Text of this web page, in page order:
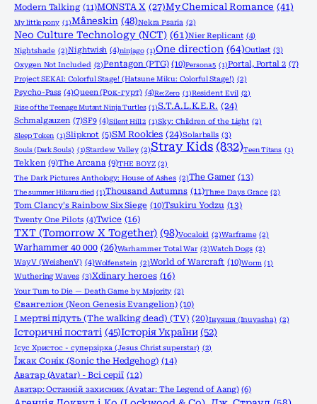
Modern Talking (11)MONSTA X (27)My Chemical Romance (41)
My little pony (1)Måneskin (48)Nekra Psaria (2)
Neo Culture Technology (NCT) (61)Nier Replicant (4)
Nightshade (2)Nightwish (4)ninjago (1)One direction (64)Outlast (3)
Oxygen Not Included (2)Pentagon (PTG) (10)Persona 5 (1)Portal, Portal 2 (7)
Project SEKAI: Colorful Stage! (Hatsune Miku: Colorful Stage!) (2)
Psycho-Pass (4)Queen (Рок-гурт) (4)Re:Zero (1)Resident Evil (2)
Rise of the Teenage Mutant Ninja Turtles (1)S.T.A.L.K.E.R. (24)
Schmalgauzen (7)SF9 (4)Silent Hill 2 (1)Sky: Children of the Light (2)
Sleep Token (1)Slipknot (5)SM Rookies (24)Solarballs (3)
Souls (Dark Souls) (1)Stardew Valley (2)Stray Kids (832)Teen Titans (1)
Tekken (9)The Arcana (9)THE BOYZ (2)
The Dark Pictures Anthology: House of Ashes (2)The Gamer (13)
The summer Hikaru died (1)Thousand Autumns (11)Three Days Grace (2)
Tom Clancy's Rainbow Six Siege (10)Tsukiru Yodzu (13)
Twenty One Pilots (4)Twice (16)
TXT (Tomorrow X Together) (98)Vocaloid (2)Warframe (2)
Warhammer 40 000 (26)Warhammer Total War (2)Watch Dogs (2)
WayV (WeishenV) (4)Wolfenstein (2)World of Warcraft (10)Worm (1)
Wuthering Waves (3)Xdinary heroes (16)
Your Turn to Die — Death Game by Majority (2)
Євангеліон (Neon Genesis Evangelion) (10)
І мертві підуть (The walking dead) (TV) (20)Інуяшя (Inuyasha) (2)
Історичні постаті (45)Історія України (52)
Ісус Христос - суперзірка (Jesus Christ superstar) (2)
Їжак Сонік (Sonic the Hedgehog) (14)
Аватар (Avatar) - Всі серії (12)
Аватар: Останній захисник (Avatar: The Legend of Aang) (6)